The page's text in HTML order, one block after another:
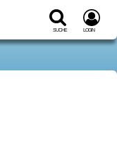
Suche Login